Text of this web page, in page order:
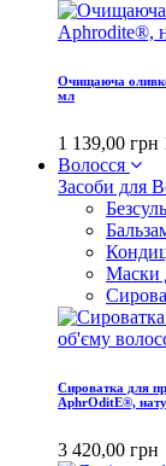
Очищаюча
мл
1 139,00 грн
Волосся
Засоби для
Маски
Сироватка для
AphrOditE®,
3 420,00 грн